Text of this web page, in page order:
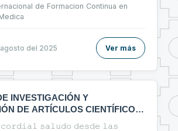
de Formacion Continua en
del 2025 Ver más
INVESTIGACIÓN Y
DE ARTÍCULOS CIENTÍFICOS
DE LA SALUD
𝚜𝚊𝚕𝚞𝚍𝚘 𝚍𝚎𝚜𝚍𝚎 𝚕𝚊𝚜